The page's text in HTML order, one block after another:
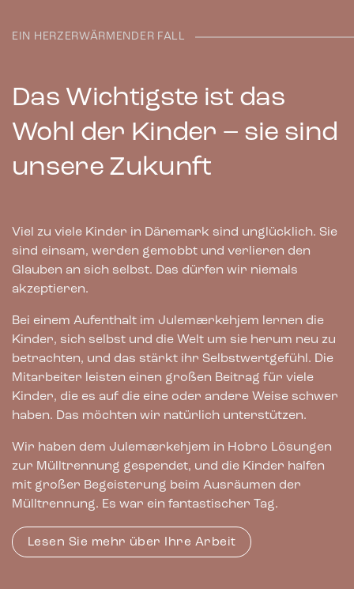
EIN HERZERWÄRMENDER FALL
Das Wichtigste ist das
Wohl der Kinder – sie sind
unsere Zukunft
Viel zu viele Kinder in Dänemark sind unglücklich. Sie
sind einsam, werden gemobbt und verlieren den
Glauben an sich selbst. Das dürfen wir niemals
akzeptieren.
Bei einem Aufenthalt im Julemærkehjem lernen die
Kinder, sich selbst und die Welt um sie herum neu zu
betrachten, und das stärkt ihr Selbstwertgefühl. Die
Mitarbeiter leisten einen großen Beitrag für viele
Kinder, die es auf die eine oder andere Weise schwer
haben. Das möchten wir natürlich unterstützen.
Wir haben dem Julemærkehjem in Hobro Lösungen
zur Mülltrennung gespendet, und die Kinder halfen
mit großer Begeisterung beim Ausräumen der
Mülltrennung. Es war ein fantastischer Tag.
Lesen Sie mehr über Ihre Arbeit